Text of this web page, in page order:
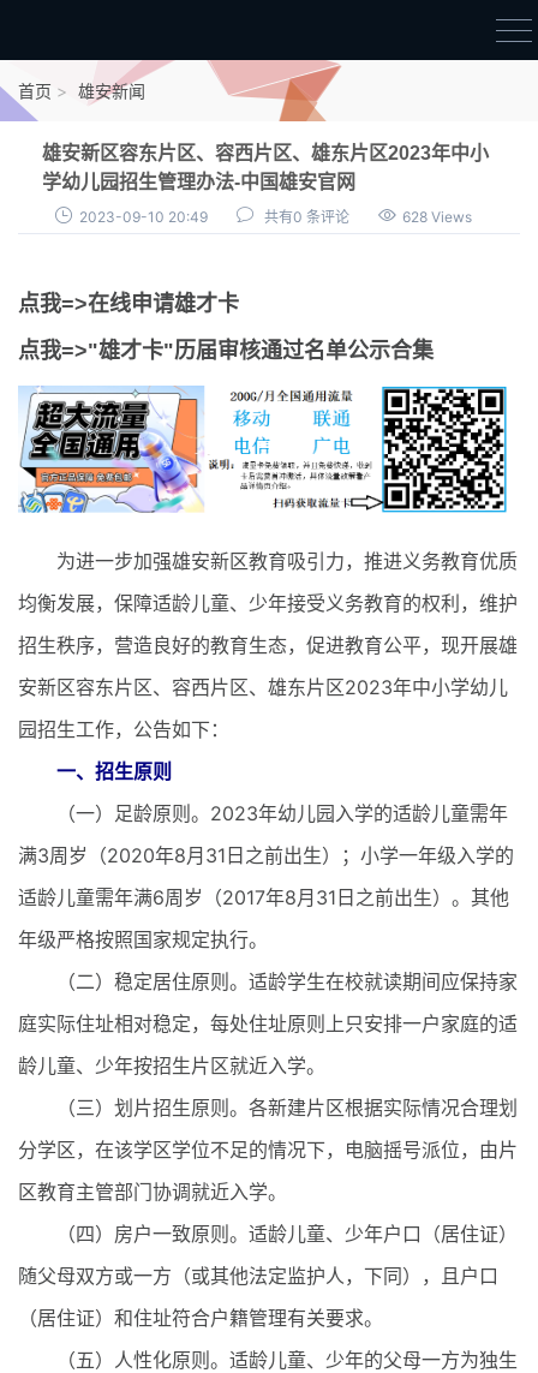
首页
点我申领雄才卡
审核通过公示
首页 雄安新闻
雄安新区容东片区、容西片区、雄东片区2023年中小
学幼儿园招生管理办法-中国雄安官网
2023-09-10 20:49 共有0 条评论 628 Views
点我=>在线申请雄才卡
点我=>"雄才卡"历届审核通过名单公示合集
为进一步加强雄安新区教育吸引力，推进义务教育优质
均衡发展，保障适龄儿童、少年接受义务教育的权利，维护
招生秩序，营造良好的教育生态，促进教育公平，现开展雄
安新区容东片区、容西片区、雄东片区2023年中小学幼儿
园招生工作，公告如下：
一、招生原则
（一）足龄原则。2023年幼儿园入学的适龄儿童需年
满3周岁（2020年8月31日之前出生）；小学一年级入学的
适龄儿童需年满6周岁（2017年8月31日之前出生）。其他
年级严格按照国家规定执行。
（二）稳定居住原则。适龄学生在校就读期间应保持家
庭实际住址相对稳定，每处住址原则上只安排一户家庭的适
龄儿童、少年按招生片区就近入学。
（三）划片招生原则。各新建片区根据实际情况合理划
分学区，在该学区学位不足的情况下，电脑摇号派位，由片
区教育主管部门协调就近入学。
（四）房户一致原则。适龄儿童、少年户口（居住证）
随父母双方或一方（或其他法定监护人，下同），且户口
（居住证）和住址符合户籍管理有关要求。
（五）人性化原则。适龄儿童、少年的父母一方为独生